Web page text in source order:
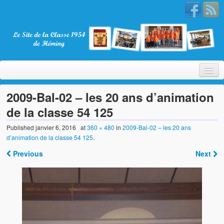
Bienvenue
Les membres
Nos partenaires
2009-Bal-02 – les 20 ans d’animation
de la classe 54 125
Publishedjanvier 6, 2016 at360 × 480 in2009-Bal-02 – les 20 ans
d’animation de la classe 54 125.
Previous Next